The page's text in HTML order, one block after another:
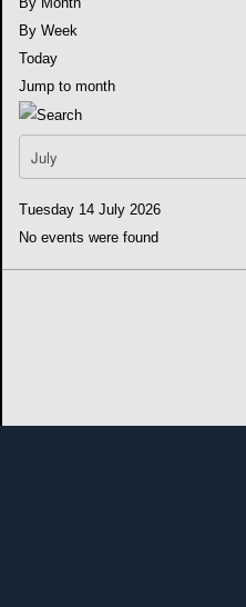
By Week
Today
Jump to month
Tuesday 14 July 2026
No events were found